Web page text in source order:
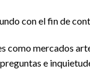
con el fin de
mercados
e